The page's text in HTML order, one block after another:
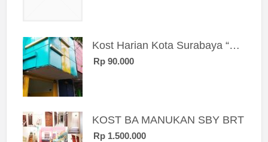
Kost Harian Kota Surabaya “Sierra Kost”
Rp 90.000
KOST BA MANUKAN SBY BRT
Rp 1.500.000